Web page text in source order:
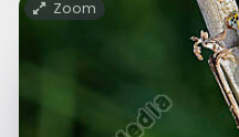
Zoom